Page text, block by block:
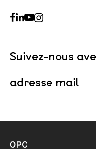
Suivez-nous
adresse mail